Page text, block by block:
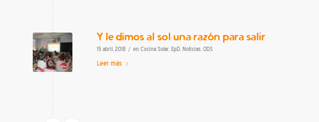
Y le dimos al sol una razón para salir
15 abril, 2018 / en Cocina Solar, EpD, Noticias, ODS
Leer más